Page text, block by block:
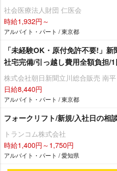
社会医療法人財団 仁医会
時給1,932円～
アルバイト・パート / 東京都
「未経験OK・原付免許不要!」
社宅完備/引っ越し費用全額負担/
株式会社朝日新聞立川総合販売 南平
日給8,440円
アルバイト・パート / 東京都
フォークリフト/新規/入社日の相
トランコム株式会社
時給1,400円～1,750円
アルバイト・パート / 愛知県